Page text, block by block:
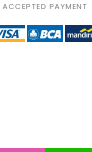
ACCEPTED PAYMENT